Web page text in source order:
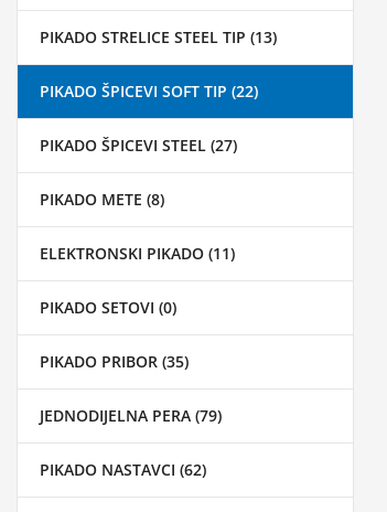
PIKADO STRELICE STEEL TIP (13)
PIKADO ŠPICEVI SOFT TIP (22)
PIKADO ŠPICEVI STEEL (27)
PIKADO METE (8)
ELEKTRONSKI PIKADO (11)
PIKADO SETOVI (0)
PIKADO PRIBOR (35)
JEDNODIJELNA PERA (79)
PIKADO NASTAVCI (62)